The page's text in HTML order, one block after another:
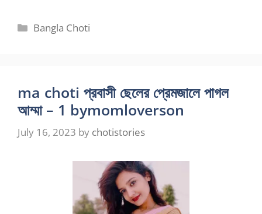
Categories
Bangla Choti
ma choti প্রবাসী ছেলের প্রেমজালে পাগল
আম্মা – 1 bymomloverson
July 16, 2023 by chotistories